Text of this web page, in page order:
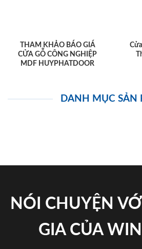
THAM KHẢO BÁO GIÁ
CỬA GỖ CÔNG NGHIỆP
MDF HUYPHATDOOR
DANH MỤC SẢN
NÓI CHUYỆN
GIA CỦA